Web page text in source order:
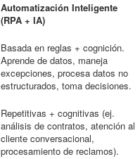
Automatización Inteligente
(RPA + IA)
Basada en reglas + cognición.
Aprende de datos, maneja
excepciones, procesa datos no
estructurados, toma decisiones.
Repetitivas + cognitivas (ej.
análisis de contratos, atención al
cliente conversacional,
procesamiento de reclamos).